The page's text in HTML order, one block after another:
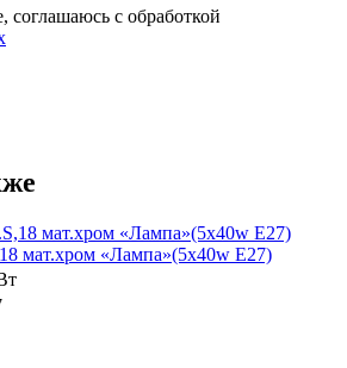
соглашаюсь с обработкой
мат.хром «Лампа»(5x40w E27)